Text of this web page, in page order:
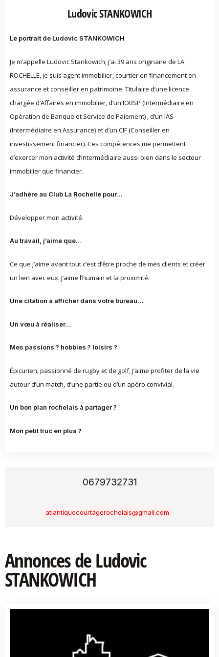
Ludovic STANKOWICH
Le portrait de Ludovic STANKOWICH
Je m’appelle Ludovic Stankowich, j’ai 39 ans originaire de LA
ROCHELLE, je suis agent immobilier, courtier en financement en
assurance et conseiller en patrimoine. Titulaire d’une licence
chargée d’Affaires en immobilier, d’un IOBSP (Intermédiaire en
Opération de Banque et Service de Paiement) , d’un IAS
(Intermédiaire en Assurance) et d’un CIF (Conseiller en
investissement financier). Ces compétences me permettent
d’exercer mon activité d’intermédiaire aussi bien dans le secteur
immobilier que financier.
J’adhère au Club La Rochelle pour…
Développer mon activité.
Au travail, j’aime que…
Ce que j’aime avant tout c’est d’être proche de mes clients et créer
un lien avec eux. J’aime l’humain et la proximité.
Une citation à afficher dans votre bureau…
Un vœu à réaliser…
Mes passions ? hobbies ? loisirs ?
Épicurien, passionné de rugby et de golf, j’aime profiter de la vie
autour d’un match, d’une partie ou d’un apéro convivial.
Un bon plan rochelais à partager ?
Mon petit truc en plus ?
0679732731
atlantiquecourtagerochelais@gmail.com
Annonces de Ludovic
STANKOWICH